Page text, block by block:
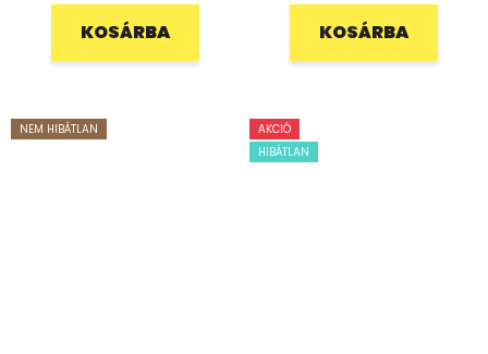
KOSÁRBA KOSÁRBA
NEM HIBÁTLAN
AKCIÓ
HIBÁTLAN